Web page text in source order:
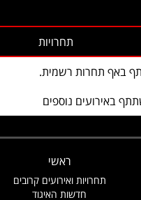
באף תחרות רשמית.
באירועים נוספים
ראשי
תחרויות ואירועים קרובים
חדשות האיגוד